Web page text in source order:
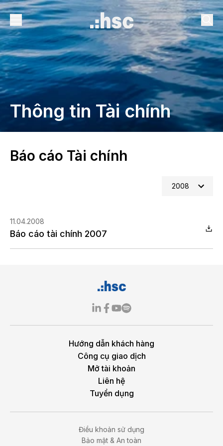
Thông tin Tài chính
Báo cáo Tài chính
2008
11.04.2008
Báo cáo tài chính 2007
Hướng dẫn khách hàng
Công cụ giao dịch
Mở tài khoản
Liên hệ
Tuyển dụng
Điều khoản sử dụng
Bảo mật & An toàn